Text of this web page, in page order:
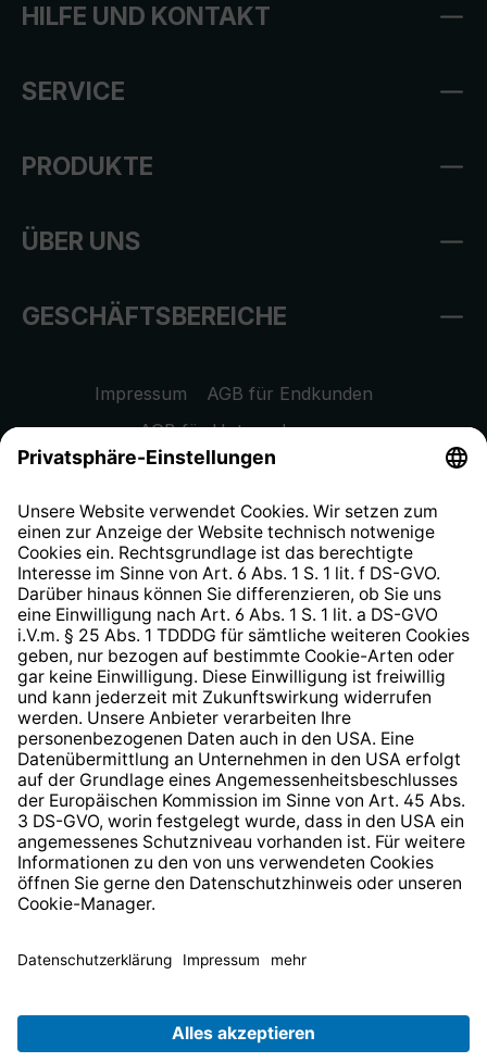
HILFE UND KONTAKT
SERVICE
PRODUKTE
ÜBER UNS
GESCHÄFTSBEREICHE
Impressum
AGB für Endkunden
AGB für Unternehmen
Datenschutzhinweis
Widerrufsrecht
Hinweisgeberschutzsystem
Barrierefreiheit
* Alle Preise inkl. gesetzl. Mehrwertsteuer zzgl.
anders angegeben.
© 2026 TechniSat Digital GmbH